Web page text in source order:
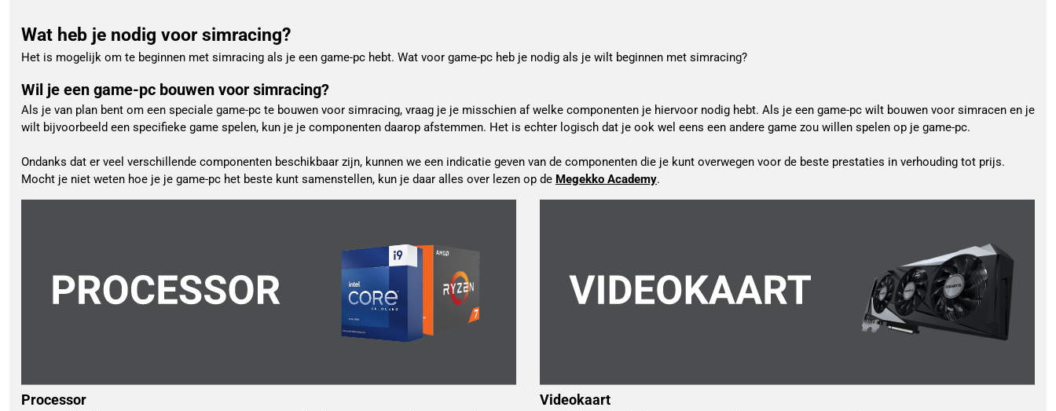
Wat heb je nodig voor simracing?
Het is mogelijk om te beginnen met simracing als je een game-pc hebt. Wat voor game-pc heb je nodig als je wilt beginnen met simracing?
Wil je een game-pc bouwen voor simracing?
Als je van plan bent om een speciale game-pc te bouwen voor simracing, vraag je je misschien af welke componenten je hiervoor nodig hebt. Als je een game-pc wilt bouwen voor simracen en je
wilt bijvoorbeeld een specifieke game spelen, kun je je componenten daarop afstemmen. Het is echter logisch dat je ook wel eens een andere game zou willen spelen op je game-pc.
Ondanks dat er veel verschillende componenten beschikbaar zijn, kunnen we een indicatie geven van de componenten die je kunt overwegen voor de beste prestaties in verhouding tot prijs.
Mocht je niet weten hoe je je game-pc het beste kunt samenstellen, kun je daar alles over lezen op de Megekko Academy.
Processor Videokaart